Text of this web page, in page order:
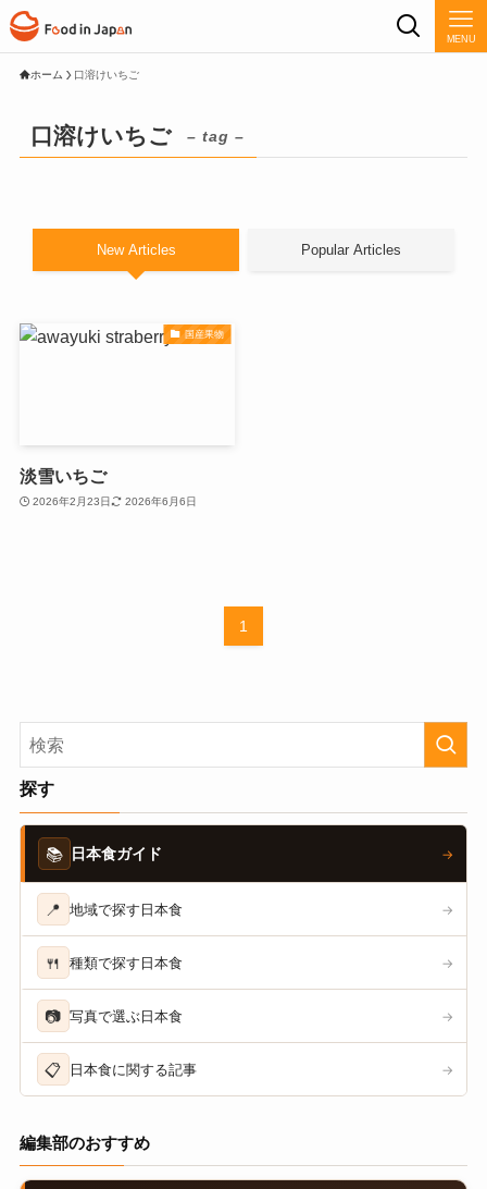
MENU
ホーム 口溶けいちご
口溶けいちご – tag –
New Articles Popular Articles
国産果物
淡雪いちご
2026年2月23日 2026年6月6日
1
探す
📚 日本食ガイド →
📍 地域で探す日本食 →
🍴 種類で探す日本食 →
📷 写真で選ぶ日本食 →
📋 日本食に関する記事 →
編集部のおすすめ